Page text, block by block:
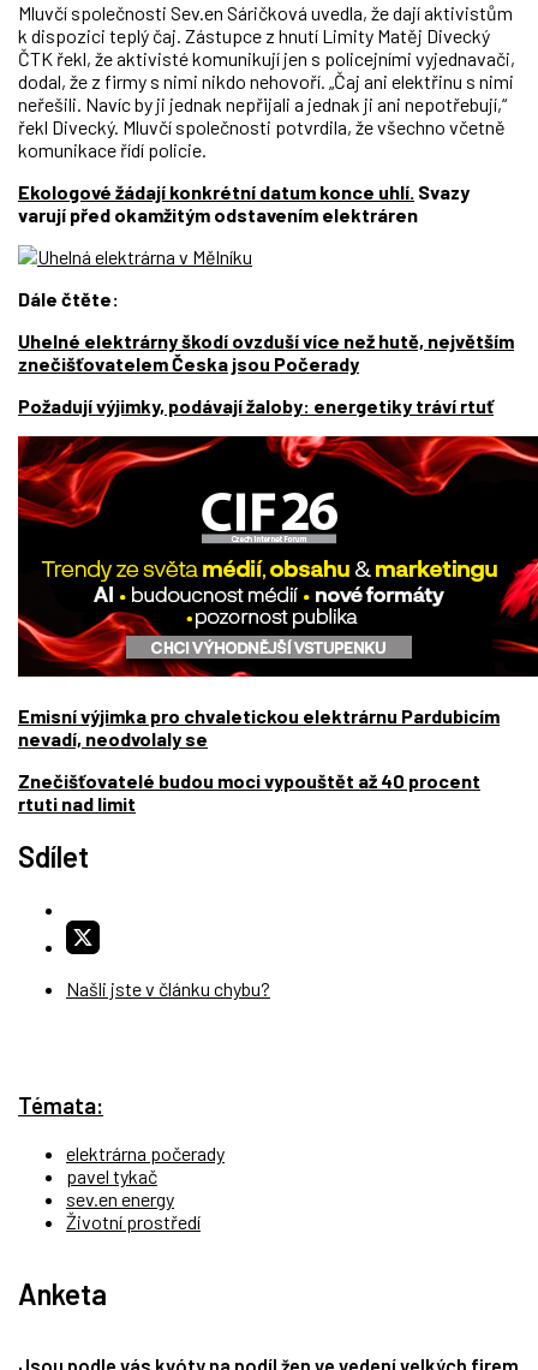
Mluvčí společnosti Sev.en Sáričková uvedla, že dají aktivistům
k dispozici teplý čaj. Zástupce z hnutí Limity Matěj Divecký
ČTK řekl, že aktivisté komunikují jen s policejními vyjednavači,
dodal, že z firmy s nimi nikdo nehovoří. „Čaj ani elektřinu s nimi
neřešili. Navíc by ji jednak nepřijali a jednak ji ani nepotřebují,“
řekl Divecký. Mluvčí společnosti potvrdila, že všechno včetně
komunikace řídí policie.
Ekologové žádají konkrétní datum konce uhlí. Svazy
varují před okamžitým odstavením elektráren
Dále čtěte:
Uhelné elektrárny škodí ovzduší více než hutě, největším
znečišťovatelem Česka jsou Počerady
Požadují výjimky, podávají žaloby: energetiky tráví rtuť
Emisní výjimka pro chvaletickou elektrárnu Pardubicím
nevadí, neodvolaly se
Znečišťovatelé budou moci vypouštět až 40 procent
rtuti nad limit
Sdílet
Našli jste v článku chybu?
Témata:
elektrárna počerady
pavel tykač
sev.en energy
Životní prostředí
Anketa